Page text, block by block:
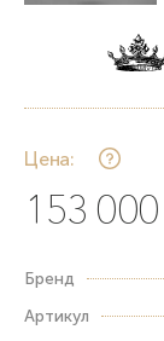
Цена:
153 000
Бренд
Артикул